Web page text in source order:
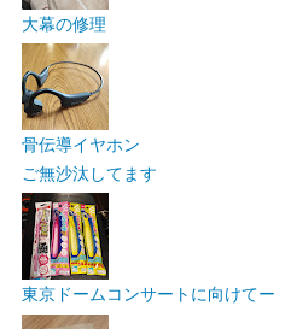
大幕の修理
骨伝導イヤホン
ご無沙汰してます
東京ドームコンサートに向けてー